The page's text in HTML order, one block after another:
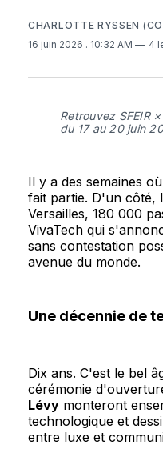
CHARLOTTE RYSSEN
16 juin 2026 . 10:32 AM 4
Retrouvez SFEIR
du 17 au 20 juin
Il y a des semaines
fait partie. D'un côté,
Versailles, 180 000
VivaTech qui
sans contestation
avenue du monde.
Une décennie de
Dix ans. C'est le bel
cérémonie
Lévy monteront
technologique et
entre luxe et